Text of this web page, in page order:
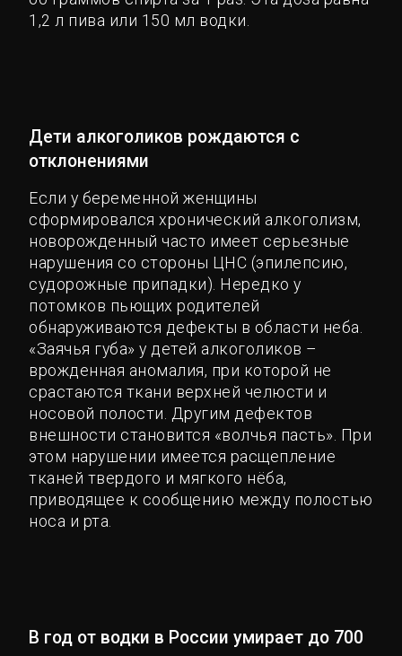
1,2 л пива или 150 мл водки.
Дети алкоголиков рождаются с
отклонениями
Если у беременной женщины
сформировался хронический алкоголизм,
новорожденный часто имеет серьезные
нарушения со стороны ЦНС (эпилепсию,
судорожные припадки). Нередко у
потомков пьющих родителей
обнаруживаются дефекты в области неба.
«Заячья губа» у детей алкоголиков –
врожденная аномалия, при которой не
срастаются ткани верхней челюсти и
носовой полости. Другим дефектов
внешности становится «волчья пасть». При
этом нарушении имеется расщепление
тканей твердого и мягкого нёба,
приводящее к сообщению между полостью
носа и рта.
В год от водки в России умирает до 700